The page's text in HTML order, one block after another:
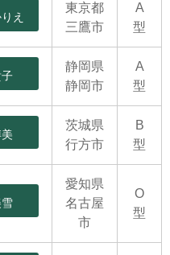
え
東京都
三鷹市
A
型
静岡県
静岡市
A
型
茨城県
行方市
B
型
愛知県
名古屋
市
O
型